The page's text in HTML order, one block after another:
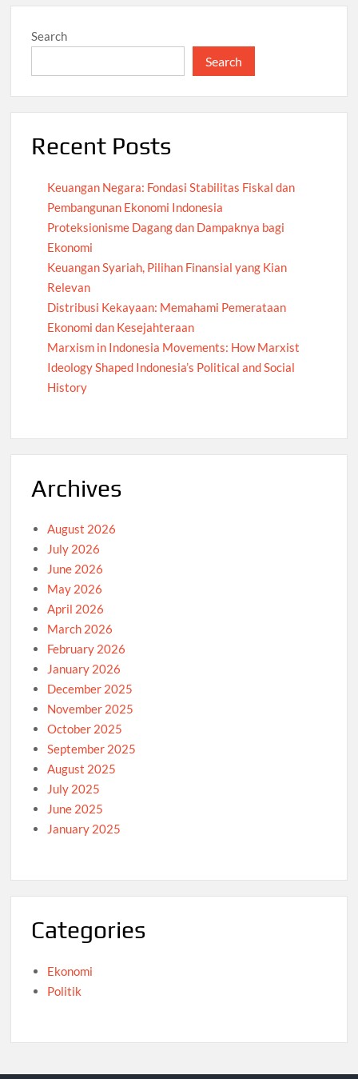
Search
Search
Recent Posts
Keuangan Negara: Fondasi Stabilitas Fiskal dan
Pembangunan Ekonomi Indonesia
Proteksionisme Dagang dan Dampaknya bagi
Ekonomi
Keuangan Syariah, Pilihan Finansial yang Kian
Relevan
Distribusi Kekayaan: Memahami Pemerataan
Ekonomi dan Kesejahteraan
Marxism in Indonesia Movements: How Marxist
Ideology Shaped Indonesia’s Political and Social
History
Archives
August 2026
July 2026
June 2026
May 2026
April 2026
March 2026
February 2026
January 2026
December 2025
November 2025
October 2025
September 2025
August 2025
July 2025
June 2025
January 2025
Categories
Ekonomi
Politik